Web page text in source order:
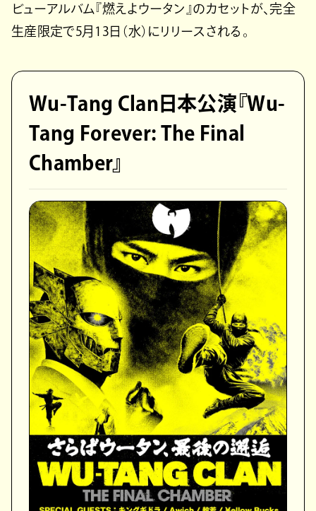
ビューアルバム『燃えよウータン』のカセットが、完全
生産限定で5月13日（水）にリリースされる。
Wu-Tang Clan日本公演『Wu-
Tang Forever: The Final
Chamber』